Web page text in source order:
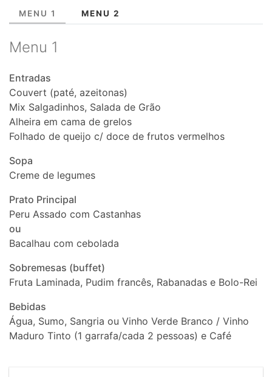
MENU 1 MENU 2
Menu 1
Entradas
Couvert (paté, azeitonas)
Mix Salgadinhos, Salada de Grão
Alheira em cama de grelos
Folhado de queijo c/ doce de frutos vermelhos
Sopa
Creme de legumes
Prato Principal
Peru Assado com Castanhas
ou
Bacalhau com cebolada
Sobremesas (buffet)
Fruta Laminada, Pudim francês, Rabanadas e Bolo-Rei
Bebidas
Água, Sumo, Sangria ou Vinho Verde Branco / Vinho
Maduro Tinto (1 garrafa/cada 2 pessoas) e Café